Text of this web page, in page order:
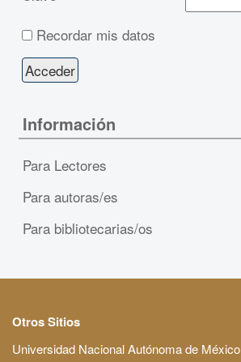
Recordar mis datos
Información
Para Lectores
Para autoras/es
Para bibliotecarias/os
Otros Sitios
Universidad Nacional Autónoma de México